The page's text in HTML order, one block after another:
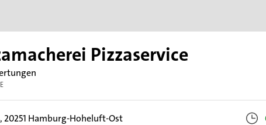
Pizzaservice
20251 Hamburg-Hoheluft-Ost